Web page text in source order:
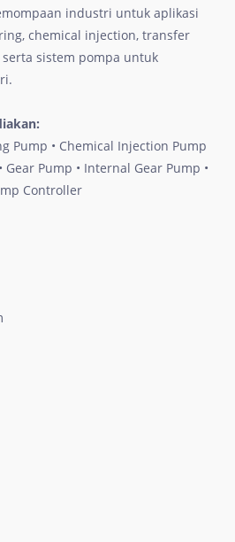
industri untuk aplikasi
chemical injection, transfer
sistem pompa untuk
Pump • Chemical Injection Pump
Gear Pump • Internal Gear Pump •
Controller